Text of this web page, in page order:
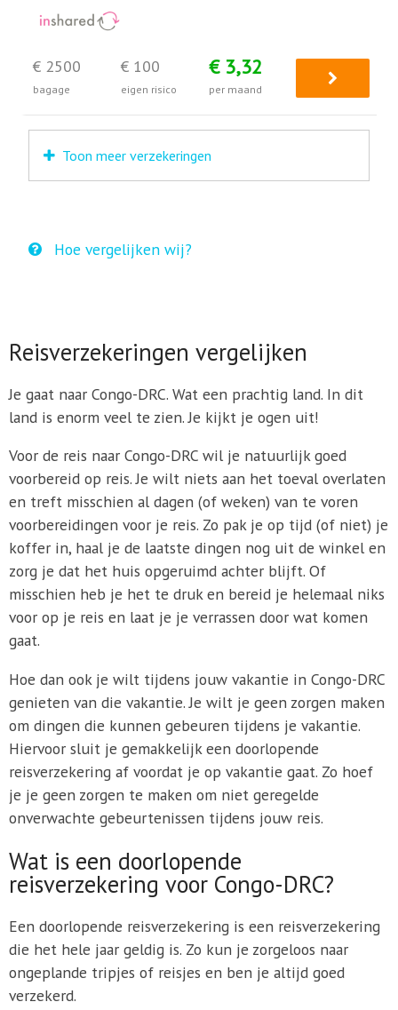
€ 2500
bagage
€ 100
eigen risico
€ 3,32
per maand
Toon meer verzekeringen
Hoe vergelijken wij?
Reisverzekeringen vergelijken
Je gaat naar Congo-DRC. Wat een prachtig land. In dit
land is enorm veel te zien. Je kijkt je ogen uit!
Voor de reis naar Congo-DRC wil je natuurlijk goed
voorbereid op reis. Je wilt niets aan het toeval overlaten
en treft misschien al dagen (of weken) van te voren
voorbereidingen voor je reis. Zo pak je op tijd (of niet) je
koffer in, haal je de laatste dingen nog uit de winkel en
zorg je dat het huis opgeruimd achter blijft. Of
misschien heb je het te druk en bereid je helemaal niks
voor op je reis en laat je je verrassen door wat komen
gaat.
Hoe dan ook je wilt tijdens jouw vakantie in Congo-DRC
genieten van die vakantie. Je wilt je geen zorgen maken
om dingen die kunnen gebeuren tijdens je vakantie.
Hiervoor sluit je gemakkelijk een doorlopende
reisverzekering af voordat je op vakantie gaat. Zo hoef
je je geen zorgen te maken om niet geregelde
onverwachte gebeurtenissen tijdens jouw reis.
Wat is een doorlopende
reisverzekering voor Congo-DRC?
Een doorlopende reisverzekering is een reisverzekering
die het hele jaar geldig is. Zo kun je zorgeloos naar
ongeplande tripjes of reisjes en ben je altijd goed
verzekerd.